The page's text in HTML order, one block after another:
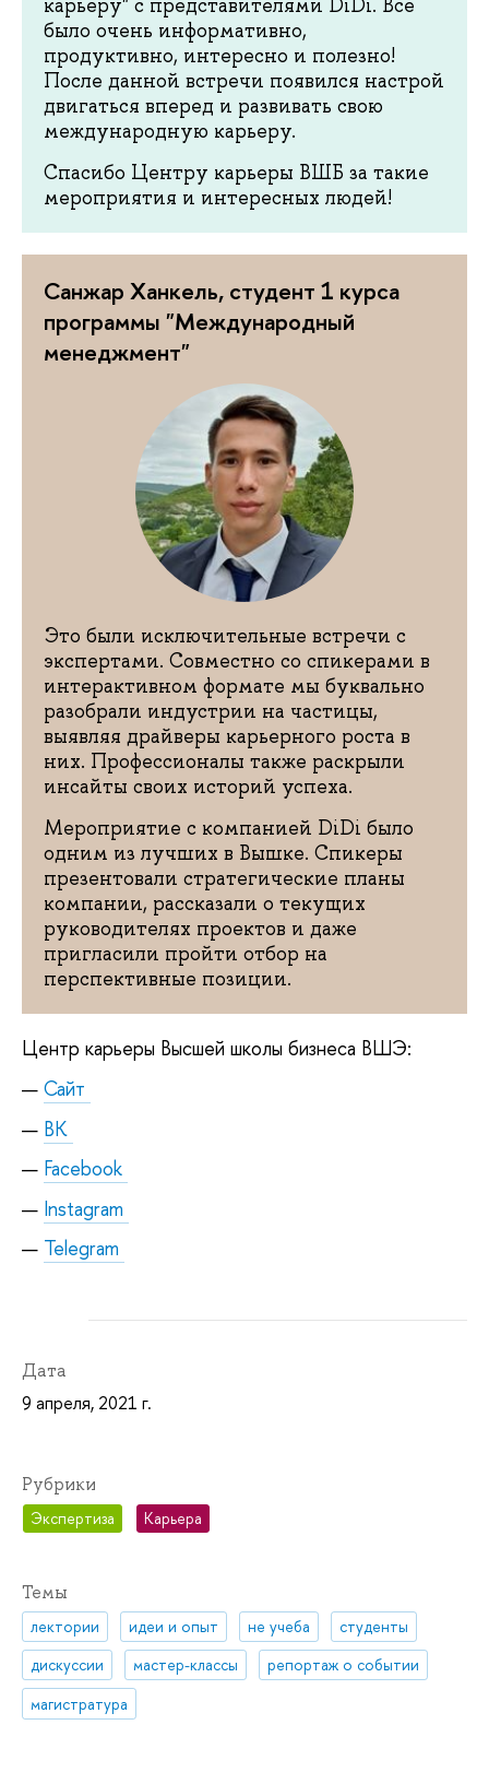
карьеру" с представителями DiDi. Все
было очень информативно,
продуктивно, интересно и полезно!
После данной встречи появился настрой
двигаться вперед и развивать свою
международную карьеру.
Спасибо Центру карьеры ВШБ за такие
мероприятия и интересных людей!
Санжар Ханкель, студент 1 курса
программы "Международный
менеджмент"
Это были исключительные встречи с
экспертами. Совместно со спикерами в
интерактивном формате мы буквально
разобрали индустрии на частицы,
выявляя драйверы карьерного роста в
них. Профессионалы также раскрыли
инсайты своих историй успеха.
Мероприятие с компанией DiDi было
одним из лучших в Вышке. Спикеры
презентовали стратегические планы
компании, рассказали о текущих
руководителях проектов и даже
пригласили пройти отбор на
перспективные позиции.
Центр карьеры Высшей школы бизнеса ВШЭ:
Сайт
ВК
Facebook
Instagram
Telegram
Дата
9 апреля, 2021 г.
Рубрики
Экспертиза Карьера
Темы
лектории идеи и опыт не учеба
студенты
дискуссии
мастер-классы
репортаж о событии
магистратура